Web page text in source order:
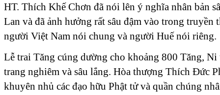
HT. Thích Khế Chơn đã nói lên ý nghĩa nhân bản
Lan và đã ảnh hưởng rất sâu đậm vào trong truyền
người Việt Nam nói chung và người Huế nói riêng.
Lễ trai Tăng cúng dường cho khoảng 800 Tăng, Ni
trang nghiêm và sâu lắng. Hòa thượng Thích Đức
khuyên nhủ các đạo hữu Phật tử và quần chúng